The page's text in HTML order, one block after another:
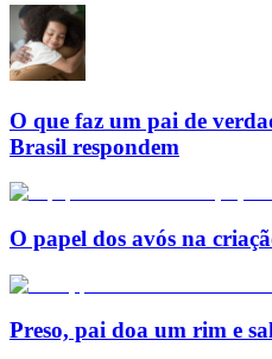
O que faz um pai de
Brasil respondem
O papel dos avós na
Preso, pai doa um rim e